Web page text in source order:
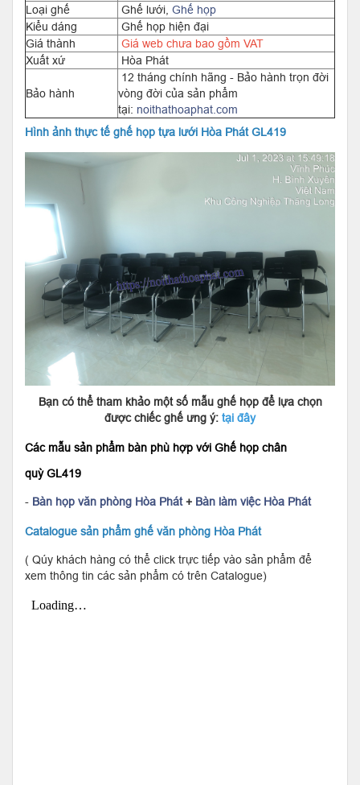
Loại ghế
Ghế lưới, Ghế họp
Kiểu dáng
Ghế họp hiện đại
Giá thành
Giá web chưa bao gồm VAT
Xuất xứ
Hòa Phát
Bảo hành
12 tháng chính hãng - Bảo hành trọn đời
vòng đời của sản phẩm
tại: noithathoaphat.com
Hình ảnh thực tế ghế họp tựa lưới Hòa Phát GL419
Bạn có thể tham khảo một số mẫu ghế họp để lựa chọn
được chiếc ghế ưng ý: tại đây
Các mẫu sản phẩm bàn phù hợp với Ghế họp chân
quỳ GL419
- Bàn họp văn phòng Hòa Phát+ Bàn làm việc Hòa Phát
Catalogue sản phẩm ghế văn phòng Hòa Phát
( Qúy khách hàng có thể click trực tiếp vào sản phẩm để
xem thông tin các sản phẩm có trên Catalogue)